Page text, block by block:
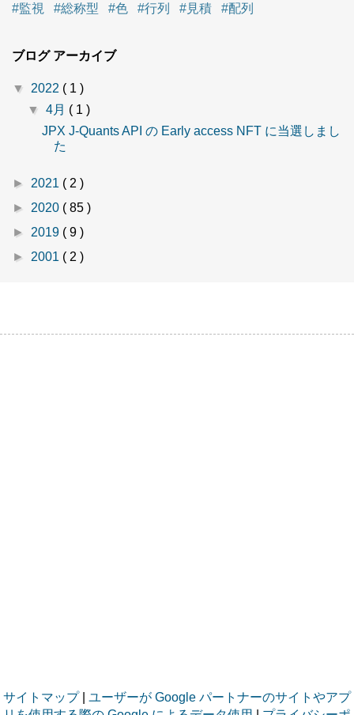
#監視
#総称型 #色 #行列 #見積 #配列
ブログ アーカイブ
▼ 2022 ( 1 )
▼4月 ( 1 )
JPX J-Quants API の Early access NFT に当選しまし
た
► 2021 ( 2 )
► 2020 ( 85 )
► 2019 ( 9 )
► 2001 ( 2 )
サイトマップ| ユーザーが Google パートナーのサイトやアプ